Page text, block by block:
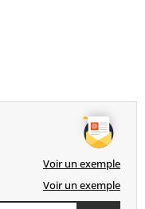
Voir un exemple
Voir un exemple